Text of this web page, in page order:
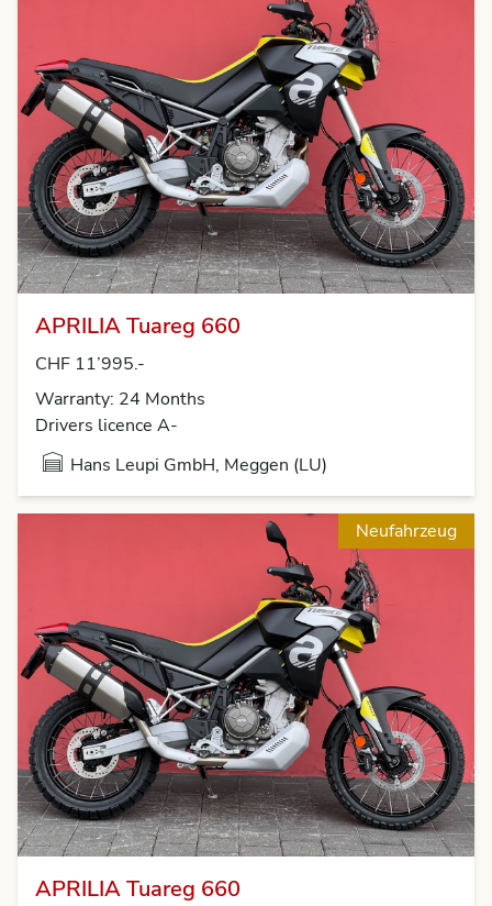
APRILIA Tuareg 660
CHF 11’995.-
Warranty: 24 Months
Drivers licence A-
Hans Leupi GmbH, Meggen (LU)
Neufahrzeug
APRILIA Tuareg 660